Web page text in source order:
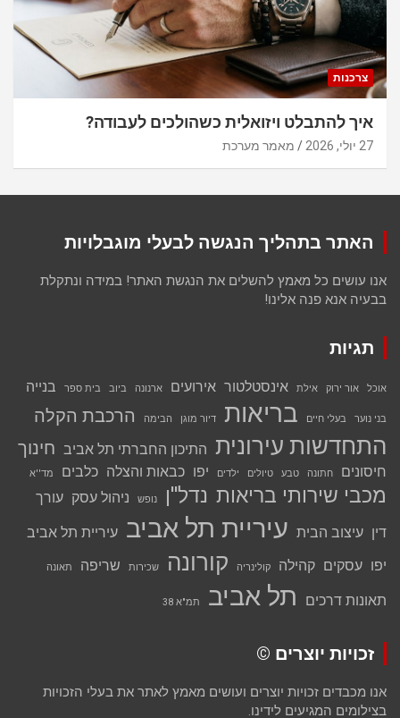
צרכנות
איך להתבלט ויזואלית כשהולכים לעבודה?
27 יולי, 2026 מאמר מערכת
האתר בתהליך הנגשה לבעלי מוגבלויות
אנו עושים כל מאמץ להשלים את הנגשת האתר! במידה ונתקלת
בבעיה אנא פנה אלינו!
תגיות
אוכל אור ירוק אילת אינסטלטור אירועים ארנונה ביוב בית ספר בנייה
בני נוער בעלי חיים בריאות דיור מוגן הבימה הרכבת הקלה
התחדשות עירונית התיכון החברתי תל אביב חינוך
חיסונים חתונה טבע טיולים ילדים יפו כבאות והצלה כלבים מד''א
מכבי שירותי בריאות נדל''ן נופש ניהול עסק עורך
דין עיצוב הבית עיריית תל אביב עיריית תל אביב
יפו עסקים קהילה קולינריה קורונה שכירות שריפה תאונה
תאונות דרכים תל אביב תמ"א 38
זכויות יוצרים ©
אנו מכבדים זכויות יוצרים ועושים מאמץ לאתר את בעלי הזכויות
בצילומים המגיעים לידינו.